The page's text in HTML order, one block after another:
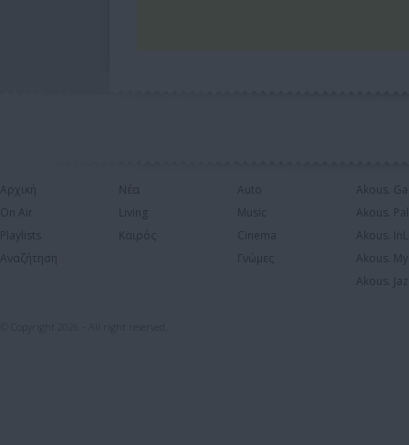
Αρχική
On Air
Playlists
Αναζήτηση
Νέα
Living
Καιρός
Auto
Music
Cinema
Γνώμες
Akous.
Akous.
Akous.
Akous.
Akous.